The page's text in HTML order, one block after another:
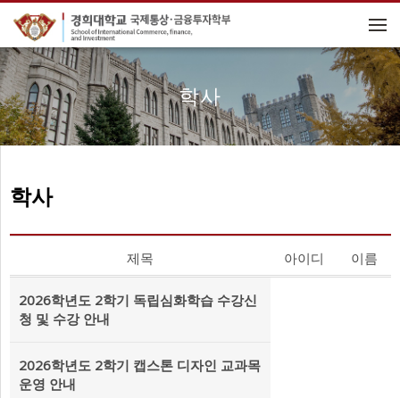
메뉴 건너뛰기
학사
학사
제목 아이디 이름
2026학년도 2학기 독립심화학습 수강신
청 및 수강 안내
2026학년도 2학기 캡스톤 디자인 교과목
운영 안내